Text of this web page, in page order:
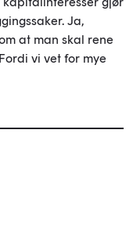
Ja,
at man skal rene
vi vet for mye